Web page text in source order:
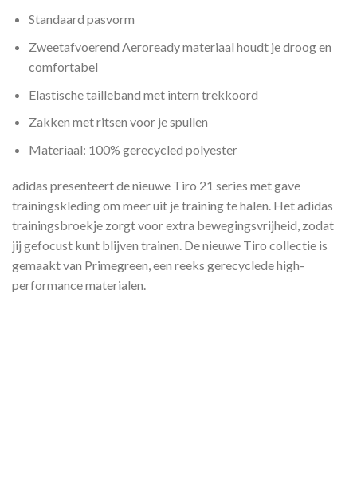
Standaard pasvorm
Zweetafvoerend Aeroready materiaal houdt je droog en
comfortabel
Elastische tailleband met intern trekkoord
Zakken met ritsen voor je spullen
Materiaal: 100% gerecycled polyester
adidas presenteert de nieuwe Tiro 21 series met gave
trainingskleding om meer uit je training te halen. Het adidas
trainingsbroekje zorgt voor extra bewegingsvrijheid, zodat
jij gefocust kunt blijven trainen. De nieuwe Tiro collectie is
gemaakt van Primegreen, een reeks gerecyclede high-
performance materialen.